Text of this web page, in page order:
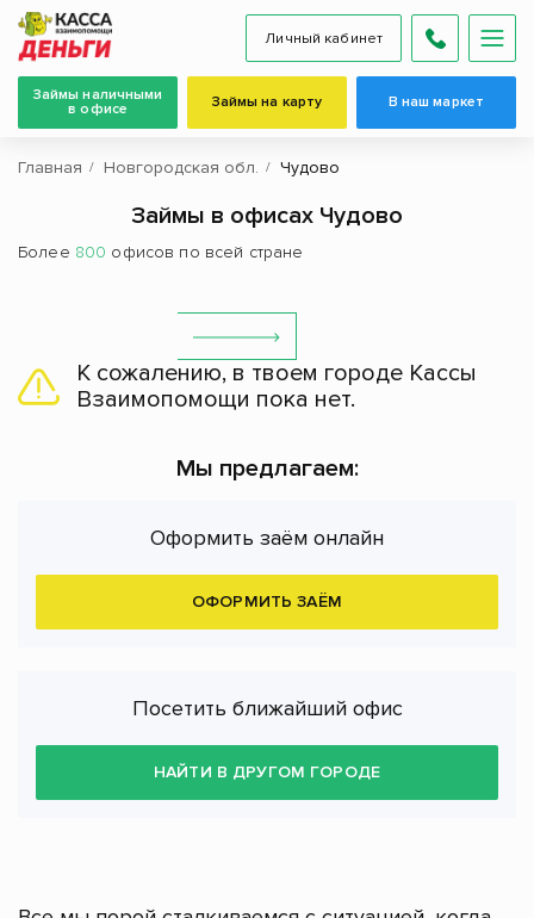
Личный кабинет
Займы наличными
в офисе
Займы на карту В наш маркет
Главная Новгородская обл. Чудово
Займы в офисах Чудово
Более 800 офисов по всей стране
К сожалению, в твоем городе Кассы
Взаимопомощи пока нет.
Мы предлагаем:
Оформить заём онлайн
ОФОРМИТЬ ЗАЁМ
Посетить ближайший офис
НАЙТИ В ДРУГОМ ГОРОДЕ